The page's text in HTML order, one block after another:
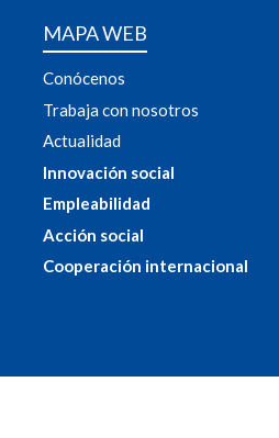
MAPA WEB
Conócenos
Trabaja con nosotros
Actualidad
Innovación social
Empleabilidad
Acción social
Cooperación internacional